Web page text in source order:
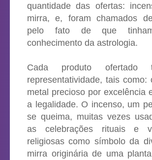
quantidade das ofertas:
mirra, e, foram chamados de
pelo fato de que
conhecimento da astrologia.
Cada produto ofertado
representatividade, tais
metal precioso por excelência
a legalidade. O incenso, um
se queima, muitas vezes
as celebrações rituais e
religiosas como símbolo da
mirra originária de uma